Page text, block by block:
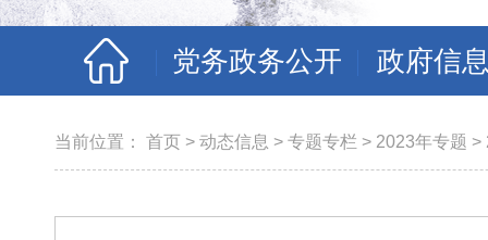
党务政务公开 政府信
当前位置： 首页 > 动态信息 > 专题专栏 > 2023年专题 >